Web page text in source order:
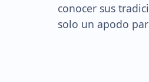
conocer sus
solo un apodo